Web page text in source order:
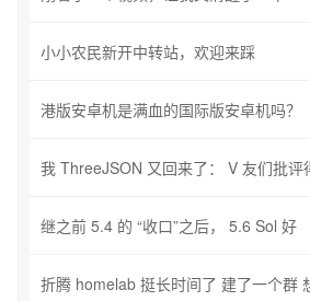
小小农民新开中转站，欢迎来踩
港版安卓机是满血的国际版安卓机吗？
我 ThreeJSON 又回来了： V 友们批评
继之前 5.4 的 “收口”之后， 5.6 Sol 好
折腾 homelab 挺长时间了 建了一个群